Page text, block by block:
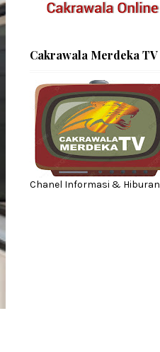
Cakrawala Merdeka TV
Chanel Informasi & Hiburan